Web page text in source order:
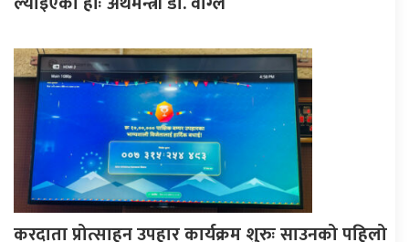
करदाता प्रोत्साहन उपहार कार्यक्रम शुरुः साउनको पहिलो